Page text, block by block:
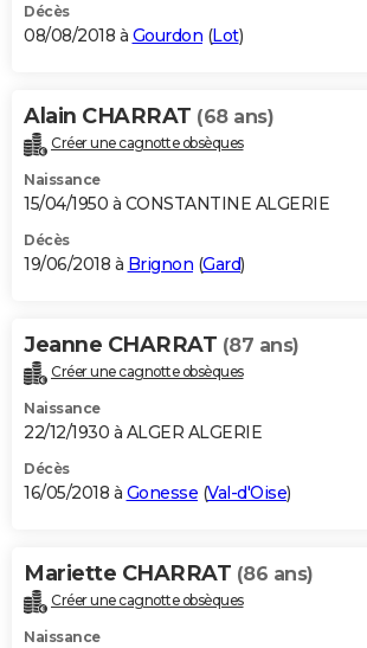
Décès
08/08/2018 à Gourdon (Lot)
Alain CHARRAT (68 ans)
Créer une cagnotte obsèques
Naissance
15/04/1950 à CONSTANTINE ALGERIE
Décès
19/06/2018 à Brignon (Gard)
Jeanne CHARRAT (87 ans)
Créer une cagnotte obsèques
Naissance
22/12/1930 à ALGER ALGERIE
Décès
16/05/2018 à Gonesse (Val-d'Oise)
Mariette CHARRAT (86 ans)
Créer une cagnotte obsèques
Naissance